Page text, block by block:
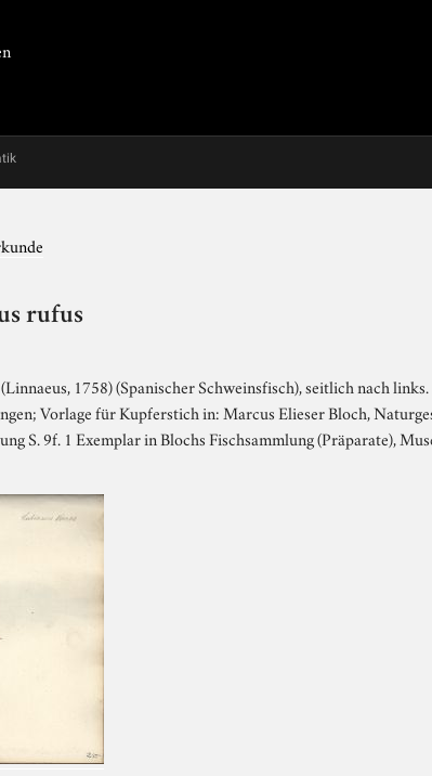
rufus
1758) (Spanischer Schweinsfisch), seitlich nach
Vorlage für Kupferstich in: Marcus Elieser Bloch,
S. 9f. 1 Exemplar in Blochs Fischsammlung (Präparate),